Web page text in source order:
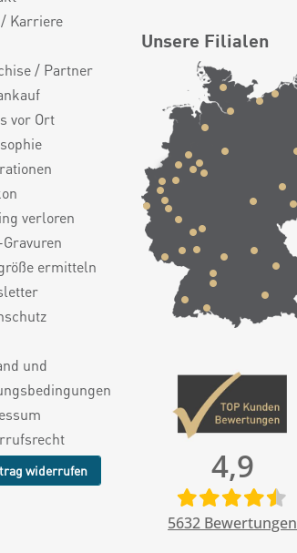
Karriere
/ Partner
vor Ort
verloren
ermitteln
und
widerrufen
Unsere Filialen
4,9
5632 Bewertungen